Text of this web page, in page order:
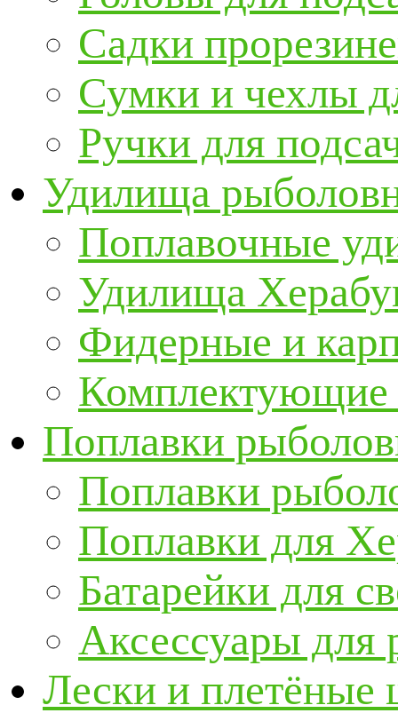
Садки
Сумки и чехлы
Ручки для
Удилища
Поплавочные
Удилища
Фидерные и
Поплавки
Поплавки
Поплавки для
Батарейки для
Аксессуары для
Лески и